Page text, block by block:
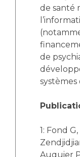
de santé
de
systèmes
1: Fond
Auquier